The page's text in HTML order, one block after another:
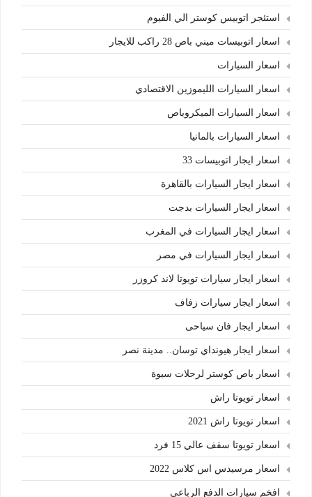
استئجر اتوبيس كوستر الي الفيوم
اسعار اتوبيسات ميني باص 28 راكب للايجار
اسعار السيارات
اسعار السيارات الليموزين الاقتصادي
اسعار السيارات الميكروباص
اسعار السيارات بالمانيا
اسعار ايجار اتوبيسات 33
اسعار ايجار السيارات بالقاهرة
اسعار ايجار السيارات بدجت
اسعار ايجار السيارات في المغرب
اسعار ايجار السيارات في مصر
اسعار ايجار سيارات تويوتا لاند كروزر
اسعار ايجار سيارات زفاف
اسعار ايجار فان سياحى
اسعار ايجار هيونداي توسان.. مدينة نصر
اسعار باص كوستر لرحلات سيوة
اسعار تويوتا راش
اسعار تويوتا راش 2021
اسعار تويوتا سقف عالي 15 فرد
اسعار مرسيدس اس كلاس 2022
افخم سيارات الدفع الرباعي